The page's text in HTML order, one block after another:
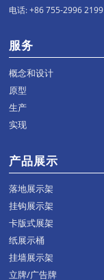
电话: +86 755-2996 2199
服务
概念和设计
原型
生产
实现
产品展示
落地展示架
挂钩展示架
卡版式展架
纸展示桶
挂墙展示架
立牌/广告牌